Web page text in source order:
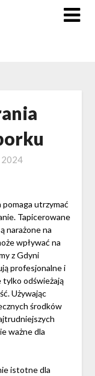
2024
utrzymać
Tapicerowane
narażone na
wpływać na
z Gdyni
profesjonalne i
odświeżają
Używając
środków
ważne dla
istotne dla